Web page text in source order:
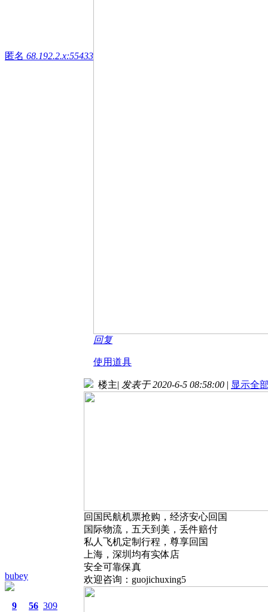
匿名 68.192.2.x:55433
回复
使用道具
bubey
9 56 309
楼主| 发表于 2020-6-5 08:58:00 | 显示全
回国民航机票抢购，经济安心回国
国际物流，五天到美，丢件赔付
私人飞机定制行程️，尊享回国
上海，深圳均有实体店
安全可靠保真
欢迎咨询：guojichuxing5